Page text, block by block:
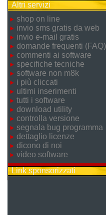
Altri servizi
shop on line
invio sms gratis da web
invio e-mail gratis
domande frequenti (FAQ)
commenti ai software
specifiche tecniche
software non m8k
i più cliccati
ultimi inserimenti
tutti i software
download utility
controlla versione
segnala bug programma
dettaglio licenze
dicono di noi
video software
Link sponsorizzati